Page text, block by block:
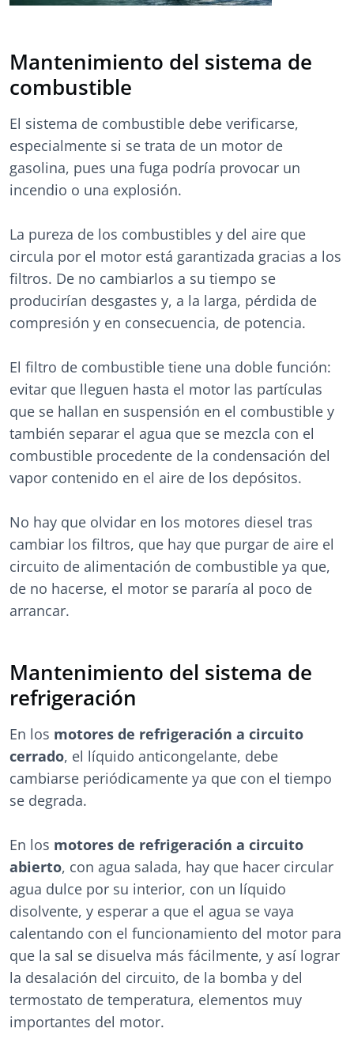
Mantenimiento del sistema de
combustible
El sistema de combustible debe verificarse,
especialmente si se trata de un motor de
gasolina, pues una fuga podría provocar un
incendio o una explosión.
La pureza de los combustibles y del aire que
circula por el motor está garantizada gracias a los
filtros. De no cambiarlos a su tiempo se
producirían desgastes y, a la larga, pérdida de
compresión y en consecuencia, de potencia.
El filtro de combustible tiene una doble función:
evitar que lleguen hasta el motor las partículas
que se hallan en suspensión en el combustible y
también separar el agua que se mezcla con el
combustible procedente de la condensación del
vapor contenido en el aire de los depósitos.
No hay que olvidar en los motores diesel tras
cambiar los filtros, que hay que purgar de aire el
circuito de alimentación de combustible ya que,
de no hacerse, el motor se pararía al poco de
arrancar.
Mantenimiento del sistema de
refrigeración
En los motores de refrigeración a circuito
cerrado, el líquido anticongelante, debe
cambiarse periódicamente ya que con el tiempo
se degrada.
En los motores de refrigeración a circuito
abierto, con agua salada, hay que hacer circular
agua dulce por su interior, con un líquido
disolvente, y esperar a que el agua se vaya
calentando con el funcionamiento del motor para
que la sal se disuelva más fácilmente, y así lograr
la desalación del circuito, de la bomba y del
termostato de temperatura, elementos muy
importantes del motor.